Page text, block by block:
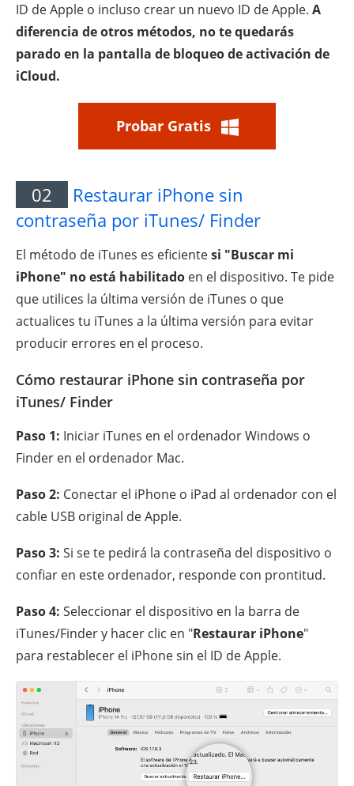
ID de Apple o incluso crear un nuevo ID de Apple. A
diferencia de otros métodos, no te quedarás
parado en la pantalla de bloqueo de activación de
iCloud.
Probar Gratis
02
Restaurar iPhone sin
contraseña por iTunes/ Finder
El método de iTunes es eficientesi "Buscar mi
iPhone" no está habilitado en el dispositivo. Te pide
que utilices la última versión de iTunes o que
actualices tu iTunes a la última versión para evitar
producir errores en el proceso.
Cómo restaurar iPhone sin contraseña por
iTunes/ Finder
Paso 1: Iniciar iTunes en el ordenador Windows o
Finder en el ordenador Mac.
Paso 2: Conectar el iPhone o iPad al ordenador con el
cable USB original de Apple.
Paso 3: Si se te pedirá la contraseña del dispositivo o
confiar en este ordenador, responde con prontitud.
Paso 4: Seleccionar el dispositivo en la barra de
iTunes/Finder y hacer clic en "Restaurar iPhone"
para restablecer el iPhone sin el ID de Apple.